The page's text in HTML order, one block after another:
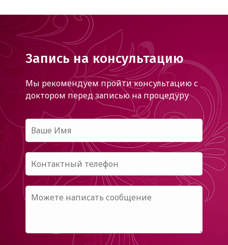
Запись на консультацию
Мы рекомендуем пройти консультацию с
доктором перед записью на процедуру